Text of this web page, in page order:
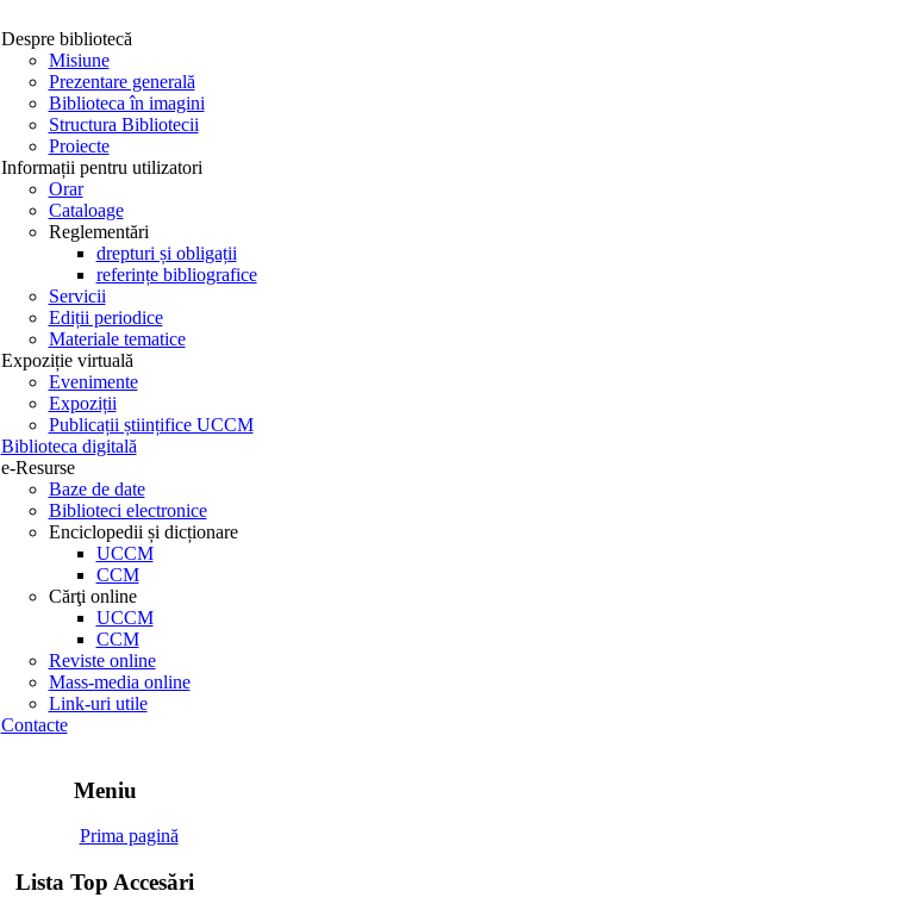
Despre bibliotecă
Misiune
Prezentare generală
Biblioteca în imagini
Structura Bibliotecii
Proiecte
Informații pentru utilizatori
Orar
Cataloage
Reglementări
drepturi și obligații
referințe bibliografice
Servicii
Ediții periodice
Materiale tematice
Expoziție virtuală
Evenimente
Expoziții
Publicații științifice UCCM
Biblioteca digitală
e-Resurse
Baze de date
Biblioteci electronice
Enciclopedii și dicționare
UCCM
CCM
Cărţi online
UCCM
CCM
Reviste online
Mass-media online
Link-uri utile
Contacte
Meniu
Prima pagină
Lista Top Accesări